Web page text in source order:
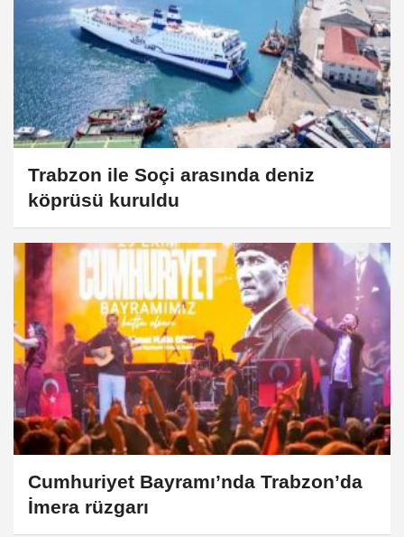
Trabzon ile Soçi arasında deniz
köprüsü kuruldu
Cumhuriyet Bayramı’nda Trabzon’da
İmera rüzgarı